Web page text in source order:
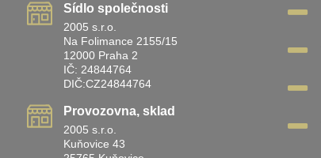
Sídlo společnosti
2005 s.r.o.
Na Folimance 2155/15
12000 Praha 2
IČ: 24844764
DIČ:CZ24844764
Provozovna, sklad
2005 s.r.o.
Kuňovice 43